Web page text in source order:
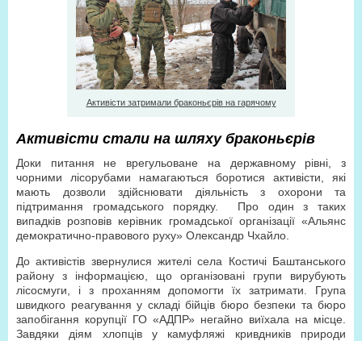
Активісти затримали браконьєрів на гарячому
Активісти стали на шляху браконьєрів
Доки питання не врегульоване на державному рівні, з
чорними лісорубами намагаються боротися активісти, які
мають дозволи здійснювати діяльність з охорони та
підтримання громадського порядку. Про один з таких
випадків розповів керівник громадської організації «Альянс
демократично-правового руху» Олександр Чхайло.
До активістів звернулися жителі села Костичі Баштанського
району з інформацією, що організовані групи вирубують
лісосмуги, і з проханням допомогти їх затримати. Група
швидкого реагування у складі бійців бюро безпеки та бюро
запобігання корупції ГО «АДПР» негайно виїхала на місце.
Завдяки діям хлопців у камуфляжі кривдників природи